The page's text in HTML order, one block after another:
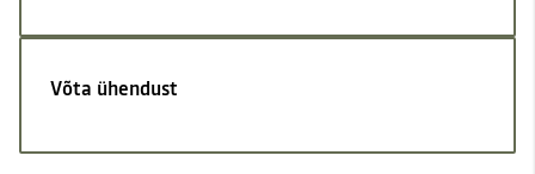
Võta ühendust